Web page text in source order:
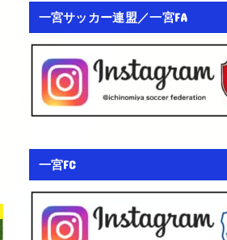
一宮サッカー連盟／一宮FA
一宮FC